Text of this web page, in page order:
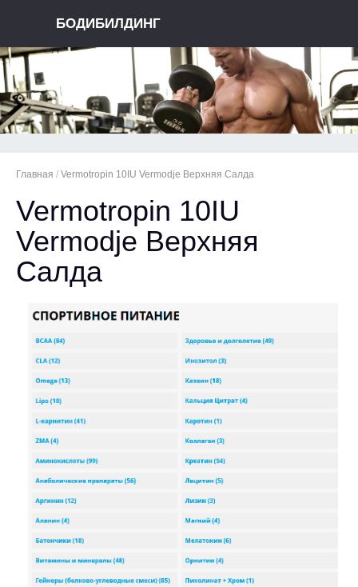
БОДИБИЛДИНГ
Главная / Vermotropin 10IU Vermodje Верхняя Салда
Vermotropin 10IU
Vermodje Верхняя
Салда